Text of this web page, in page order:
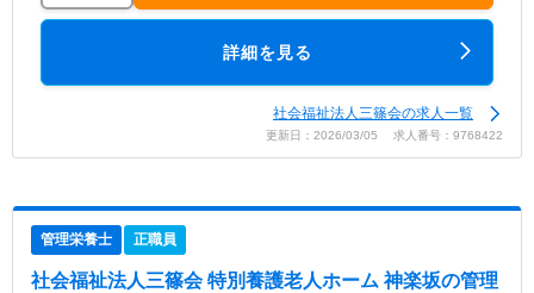
詳細を見る
社会福祉法人三篠会の求人一覧
更新日：2026/03/05 求人番号：9768422
管理栄養士 正職員
社会福祉法人三篠会 特別養護老人ホーム 神楽坂の管理